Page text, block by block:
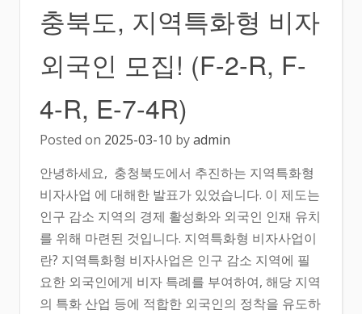
충북도, 지역특화형 비자
외국인 모집! (F-2-R, F-
4-R, E-7-4R)
Posted on 2025-03-10 byadmin
안녕하세요, 충청북도에서 추진하는 지역특화형
비자사업 에 대해한 발표가 있었습니다. 이 제도는
인구 감소 지역의 경제 활성화와 외국인 인재 유치
를 위해 마련된 것입니다. 지역특화형 비자사업이
란? 지역특화형 비자사업은 인구 감소 지역에 필
요한 외국인에게 비자 특례를 부여하여, 해당 지역
의 특화 산업 등에 적합한 외국인의 정착을 유도하